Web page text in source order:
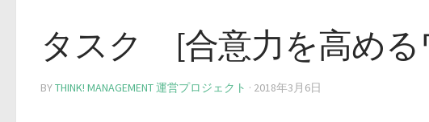
タスク [合意力を高める
BYTHINK! MANAGEMENT 運営プロジェクト · 2018年3月6日